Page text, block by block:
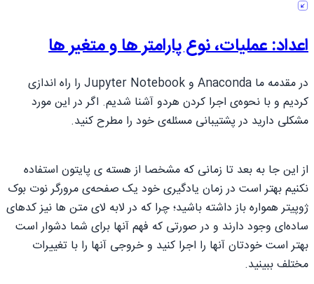
اعداد: عملیات، نوع پارامتر ها و متغیر ها
در مقدمه ما Anaconda و Jupyter Notebook را راه اندازی
کردیم و با نحوه‌ی اجرا کردن هردو آشنا شدیم. اگر در این مورد
مشکلی دارید در پشتیبانی مسئله‌ی خود را مطرح کنید.
از این جا به بعد تا زمانی که مشخصا از هسته ی پایتون استفاده
نکنیم بهتر است در زمان یادگیری خود یک صفحه‌ی مرورگر نوت بوک
ژوپیتر همواره باز داشته باشید؛ چرا که در لابه لای متن ها نیز کدهای
ساده‌ای وجود دارند و در صورتی که فهم آنها برای شما دشوار است
بهتر است خودتان آنها را اجرا کنید و خروجی آنها را با تغییرات
مختلف ببینید.